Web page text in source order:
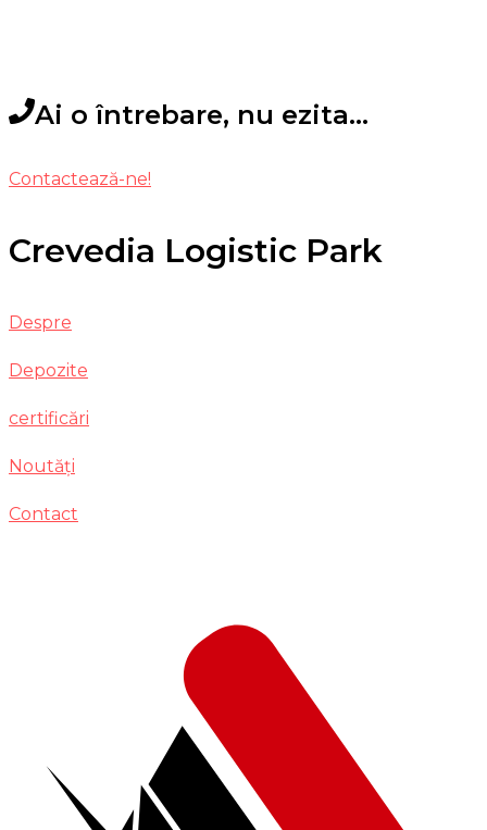
Ai o întrebare, nu ezita...
Contactează-ne!
Crevedia Logistic Park
Despre
Depozite
certificări
Noutăți
Contact